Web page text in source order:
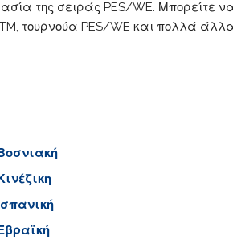
της σειράς PES/WE. Μπορείτε
τουρνούα PES/WE και πολλά